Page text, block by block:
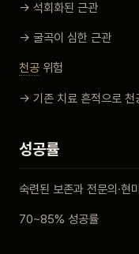
→ 석회화된 근관
→ 굴곡이 심한 근관
천공 위험
→ 기존 치료 흔적으로 천
성공률
숙련된 보존과 전문의·현
70~85% 성공률